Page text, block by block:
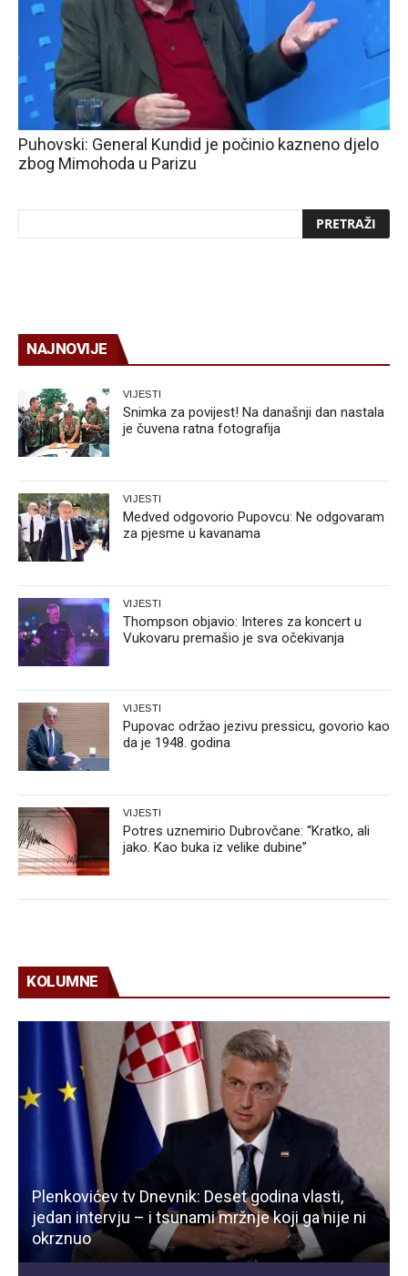
Puhovski: General Kundid je počinio kazneno djelo
zbog Mimohoda u Parizu
NAJNOVIJE
VIJESTI
Snimka za povijest! Na današnji dan nastala
je čuvena ratna fotografija
VIJESTI
Medved odgovorio Pupovcu: Ne odgovaram
za pjesme u kavanama
VIJESTI
Thompson objavio: Interes za koncert u
Vukovaru premašio je sva očekivanja
VIJESTI
Pupovac održao jezivu pressicu, govorio kao
da je 1948. godina
VIJESTI
Potres uznemirio Dubrovčane: “Kratko, ali
jako. Kao buka iz velike dubine”
KOLUMNE
Plenkovićev tv Dnevnik: Deset godina vlasti,
jedan intervju – i tsunami mržnje koji ga nije ni
okrznuo